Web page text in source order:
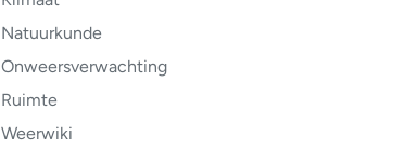
Natuurkunde
Onweersverwachting
Ruimte
Weerwiki